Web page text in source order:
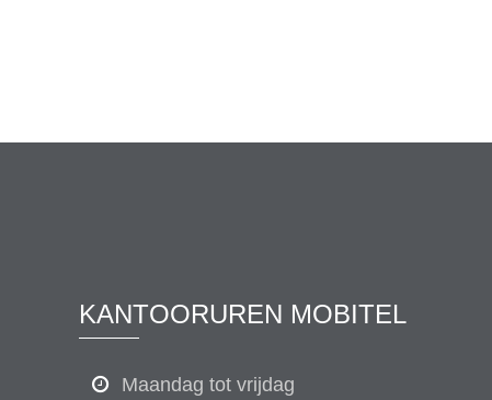
KANTOORUREN MOBITEL
Maandag tot vrijdag